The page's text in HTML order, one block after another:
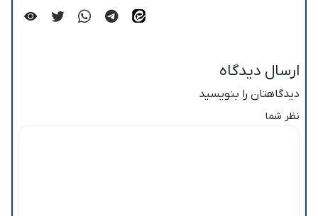
ارسال دیدگاه
دیدگاهتان را بنویسید
نظر شما